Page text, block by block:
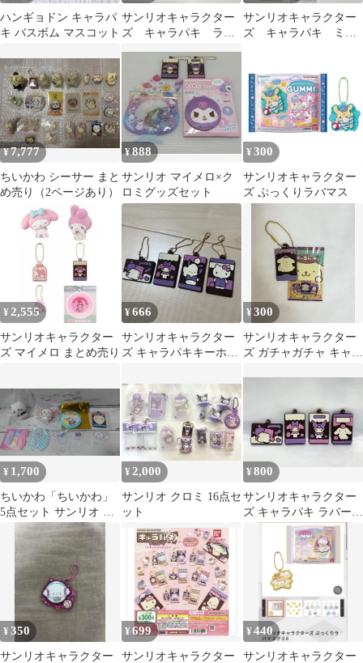
ハンギョドン キャラパ
キ バスボム マスコット
サンリオキャラクター
ズ キャラパキ ラバ
サンリオキャラクター
ズ キャラパキ ミニ
¥7,777
ちいかわ シーサー まと
め売り（2ページあり）
¥888
サンリオ マイメロ×ク
ロミグッズセット
¥ 300
サンリオキャラクター
ズ ぷっくりラバマス
¥ 2,555
サンリオキャラクター
ズ マイメロ まとめ売り
¥666
サンリオキャラクター
ズ キャラパキキーホル
¥300
サンリオキャラクター
ズ ガチャガチャ キャラ
¥ 1,700
ちいかわ「ちいかわ」
5点セット サンリオ シ
ナモロール ラーメン豚
キャラパキ
¥ 2,000
サンリオ クロミ 16点セ
ット
¥800
サンリオキャラクター
ズ キャラパキ ラバーキ
ーホルダー
¥350
サンリオキャラクター
¥ 699
サンリオキャラクター
¥440
サンリオキャラクター